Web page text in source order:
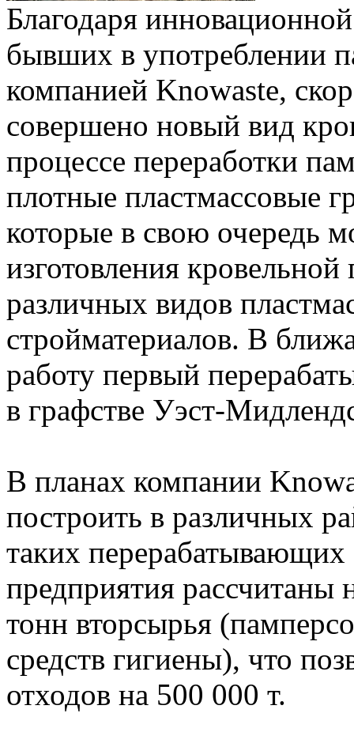
Благодаря
бывших в употреблении
компанией Knowaste,
совершено новый вид
процессе переработки
плотные пластмассовые
которые в свою очередь
изготовления
различных видов
стройматериалов. В
работу первый
в графстве Уэст-
В планах компании
построить в различных
таких
предприятия рассчитаны
тонн вторсырья
средств гигиены), что
отходов на 500 000 т.